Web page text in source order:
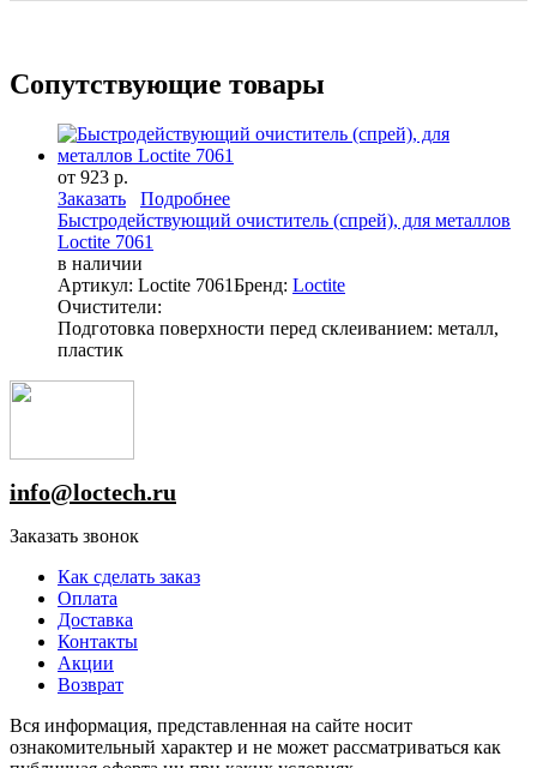
Сопутствующие товары
от 923 р.
Заказать
Подробнее
Быстродействующий очиститель (спрей), для металлов
Loctite 7061
в наличии
Артикул: Loctite 7061Бренд: Loctite
Очистители:
Подготовка поверхности перед склеиванием: металл,
пластик
info@loctech.ru
Заказать звонок
Как сделать заказ
Оплата
Доставка
Контакты
Акции
Возврат
Вся информация, представленная на сайте носит
ознакомительный характер и не может рассматриваться как